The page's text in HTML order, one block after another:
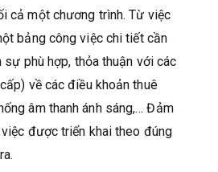
cả một chương trình. Từ việc
bảng công việc chi tiết cần
sự phù hợp, thỏa thuận với các
về các điều khoản thuê
âm thanh ánh sáng,… Đảm
được triển khai theo đúng